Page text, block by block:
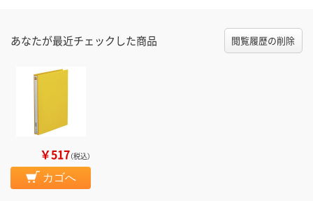
あなたが最近チェックした商品 閲覧履歴の削除
￥517（税込）
カゴへ